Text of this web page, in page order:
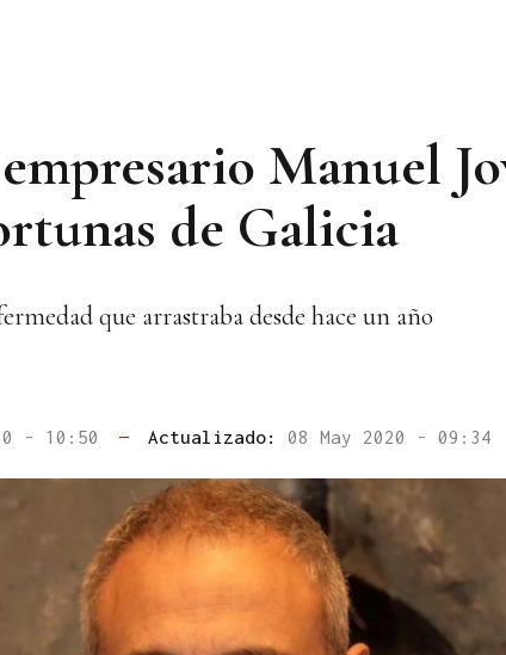
Manuel
de Galicia
que arrastraba desde hace un año
- 10:50 — Actualizado: 08 May 2020 - 09:34